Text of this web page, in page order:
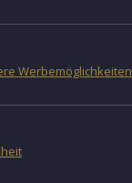
Werbemöglichkeiten